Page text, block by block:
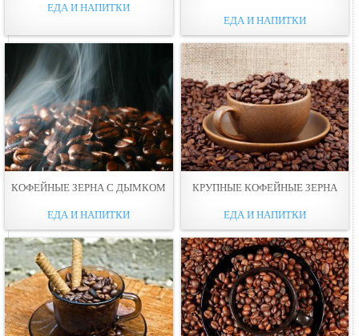
ЕДА И НАПИТКИ
ЕДА И НАПИТКИ
КОФЕЙНЫЕ ЗЕРНА С ДЫМКОМ
ЕДА И НАПИТКИ
КРУПНЫЕ КОФЕЙНЫЕ ЗЕРНА
ЕДА И НАПИТКИ